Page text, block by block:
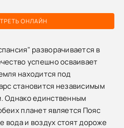
ОНЛАЙН
разворачивается в
успешно осваивает
находится под
становится независимым
Однако единственным
планет является Пояс
вода и воздух стоят дороже